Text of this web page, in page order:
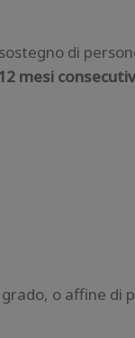
di
12 mesi
o affine di